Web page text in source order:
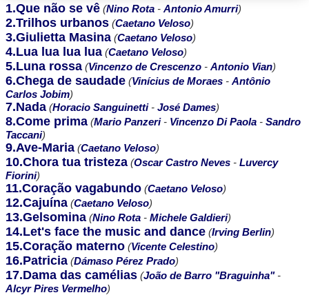
1.Que não se vê (Nino Rota - Antonio Amurri)
2.Trilhos urbanos (Caetano Veloso)
3.Giulietta Masina (Caetano Veloso)
4.Lua lua lua lua (Caetano Veloso)
5.Luna rossa (Vincenzo de Crescenzo - Antonio Vian)
6.Chega de saudade (Vinícius de Moraes - Antônio
Carlos Jobim)
7.Nada (Horacio Sanguinetti- José Dames)
8.Come prima (Mario Panzeri- Vincenzo Di Paola - Sandro
Taccani)
9.Ave-Maria (Caetano Veloso)
10.Chora tua tristeza (Oscar Castro Neves - Luvercy
Fiorini)
11.Coração vagabundo (Caetano Veloso)
12.Cajuína (Caetano Veloso)
13.Gelsomina (Nino Rota - Michele Galdieri)
14.Let's face the music and dance (Irving Berlin)
15.Coração materno (Vicente Celestino)
16.Patricia (Dámaso Pérez Prado)
17.Dama das camélias (João de Barro "Braguinha"-
Alcyr Pires Vermelho)